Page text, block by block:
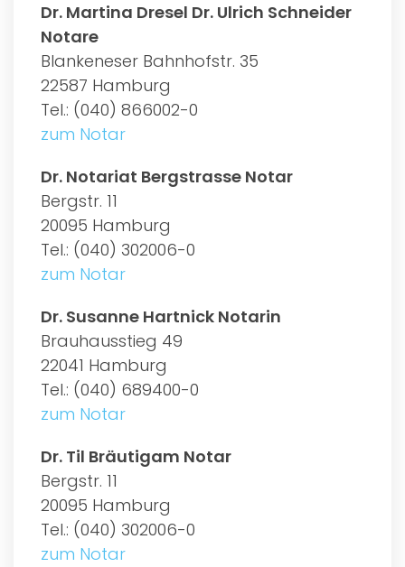
Dr. Martina Dresel Dr. Ulrich Schneider
Notare
Blankeneser Bahnhofstr. 35
22587 Hamburg
Tel.: (040) 866002-0
zum Notar
Dr. Notariat Bergstrasse Notar
Bergstr. 11
20095 Hamburg
Tel.: (040) 302006-0
zum Notar
Dr. Susanne Hartnick Notarin
Brauhausstieg 49
22041 Hamburg
Tel.: (040) 689400-0
zum Notar
Dr. Til Bräutigam Notar
Bergstr. 11
20095 Hamburg
Tel.: (040) 302006-0
zum Notar